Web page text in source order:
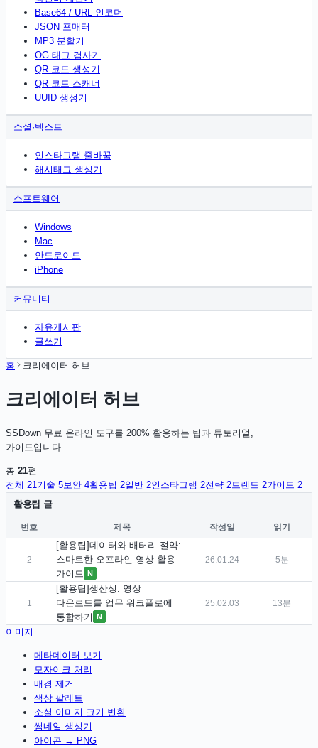
Base64 / URL 인코더
JSON 포매터
MP3 분할기
OG 태그 검사기
QR 코드 생성기
QR 코드 스캐너
UUID 생성기
소셜·텍스트
인스타그램 줄바꿈
해시태그 생성기
소프트웨어
Windows
Mac
안드로이드
iPhone
커뮤니티
자유게시판
글쓰기
홈 크리에이터 허브
크리에이터 허브
SSDown 무료 온라인 도구를 200% 활용하는 팁과 튜토리얼,
가이드입니다.
총 21편
전체 21 기술 5보안 4활용팁 2일반 2인스타그램 2전략 2트렌드 2가이드 2
활용팁 글
번호 제목 작성일 읽기
2
[활용팁]데이터와 배터리 절약:
스마트한 오프라인 영상 활용
가이드 N
26.01.24 5분
1
[활용팁]생산성: 영상
다운로드를 업무 워크플로에
통합하기 N
25.02.03 13분
이미지
메타데이터 보기
모자이크 처리
배경 제거
색상 팔레트
소셜 이미지 크기 변환
썸네일 생성기
아이콘 → PNG